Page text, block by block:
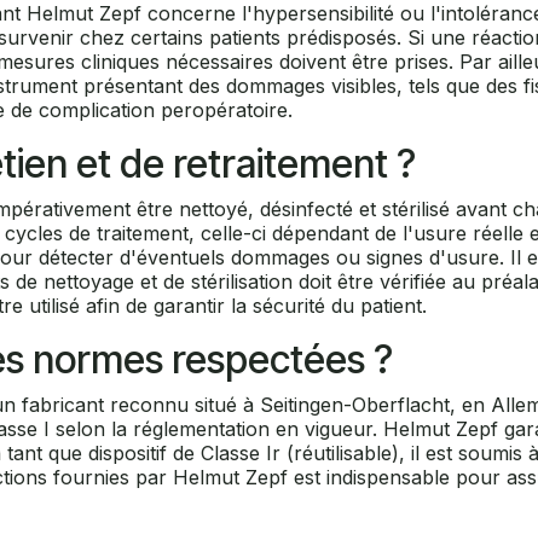
Helmut Zepf concerne l'hypersensibilité ou
chez certains patients prédisposés. Si une
cliniques nécessaires doivent être prises. Par
présentant des dommages visibles, tels que des
complication peropératoire.
et de retraitement ?
être nettoyé, désinfecté et stérilisé avant
de traitement, celle-ci dépendant de l'usure réelle
détecter d'éventuels dommages ou signes d'usure. Il
nettoyage et de stérilisation doit être vérifiée au
utilisé afin de garantir la sécurité du patient.
normes respectées ?
fabricant reconnu situé à Seitingen-Oberflacht, en
I selon la réglementation en vigueur. Helmut Zepf
que dispositif de Classe Ir (réutilisable), il est
fournies par Helmut Zepf est indispensable pour